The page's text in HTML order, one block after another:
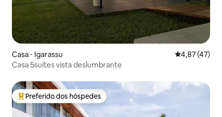
Casa ⋅ Igarassu 4,87 de uma
4,87 (47)
Casa 5suítes vista deslumbrante
Entre os melhores preferidos dos hóspedes
Preferido dos hóspedes